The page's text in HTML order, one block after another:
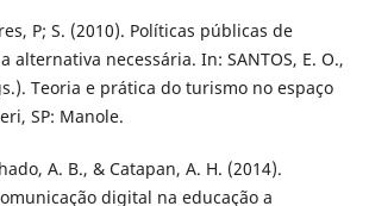
P; S. (2010). Políticas públicas de
alternativa necessária. In: SANTOS, E. O.,
Teoria e prática do turismo no espaço
SP: Manole.
A. B., & Catapan, A. H. (2014).
digital na educação a